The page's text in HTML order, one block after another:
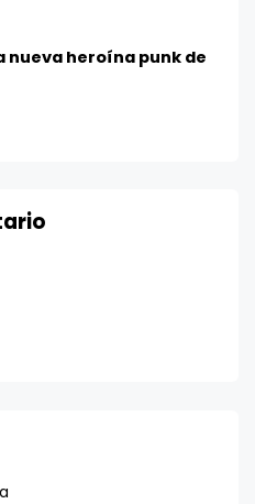
nueva heroína punk de